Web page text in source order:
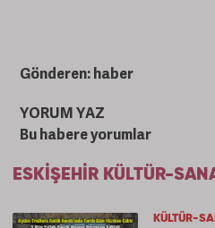
Gönderen: haber
YORUM YAZ
Bu habere yorumlar
ESKIŞEHIR KÜLTÜR-
KÜLTÜR-